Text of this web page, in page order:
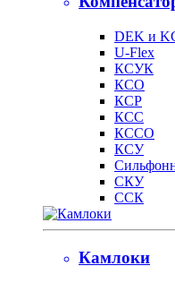
DEK и
U-Flex
КСУК
КСО
КСР
КСС
КССО
КСУ
СКУ
ССК
Камлоки